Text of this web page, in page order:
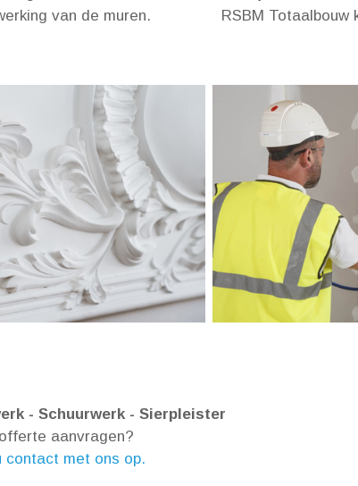
van de muren.
RSBM
- Schuurwerk - Sierpleister
aanvragen?
contact met ons op.